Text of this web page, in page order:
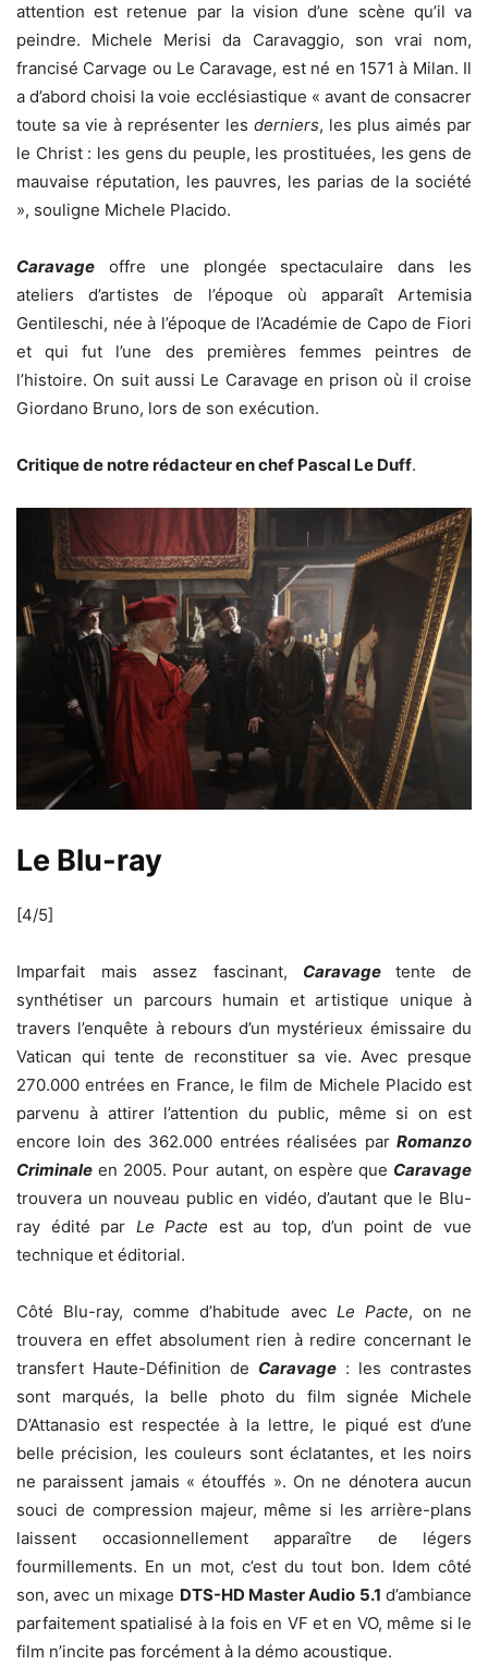
attention est retenue par la vision d’une scène qu’il va
peindre. Michele Merisi da Caravaggio, son vrai nom,
francisé Carvage ou Le Caravage, est né en 1571 à Milan. Il
a d’abord choisi la voie ecclésiastique « avant de consacrer
toute sa vie à représenter les derniers, les plus aimés par
le Christ : les gens du peuple, les prostituées, les gens de
mauvaise réputation, les pauvres, les parias de la société
», souligne Michele Placido.
Caravage offre une plongée spectaculaire dans les
ateliers d’artistes de l’époque où apparaît Artemisia
Gentileschi, née à l’époque de l’Académie de Capo de Fiori
et qui fut l’une des premières femmes peintres de
l’histoire. On suit aussi Le Caravage en prison où il croise
Giordano Bruno, lors de son exécution.
Critique de notre rédacteur en chef Pascal Le Duff.
Le Blu-ray
[4/5]
Imparfait mais assez fascinant, Caravagetente de
synthétiser un parcours humain et artistique unique à
travers l’enquête à rebours d’un mystérieux émissaire du
Vatican qui tente de reconstituer sa vie. Avec presque
270.000 entrées en France, le film de Michele Placido est
parvenu à attirer l’attention du public, même si on est
encore loin des 362.000 entrées réalisées par Romanzo
Criminale en 2005. Pour autant, on espère que Caravage
trouvera un nouveau public en vidéo, d’autant que le Blu-
ray édité par Le Pacte est au top, d’un point de vue
technique et éditorial.
Côté Blu-ray, comme d’habitude avec Le Pacte, on ne
trouvera en effet absolument rien à redire concernant le
transfert Haute-Définition de Caravage : les contrastes
sont marqués, la belle photo du film signée Michele
D’Attanasio est respectée à la lettre, le piqué est d’une
belle précision, les couleurs sont éclatantes, et les noirs
ne paraissent jamais « étouffés ». On ne dénotera aucun
souci de compression majeur, même si les arrière-plans
laissent occasionnellement apparaître de légers
fourmillements. En un mot, c’est du tout bon. Idem côté
son, avec un mixage DTS-HD Master Audio 5.1 d’ambiance
parfaitement spatialisé à la fois en VF et en VO, même si le
film n’incite pas forcément à la démo acoustique.